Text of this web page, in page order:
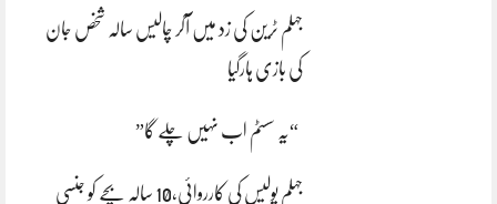
جہلم ٹرین کی زد میں آکر چالیس سالہ شخص جان
کی بازی ہارگیا
“یہ سسٹم اب نہیں چلے گا”
جہلم پولیس کی کارروائی،10 سالہ بچے کو جنسی